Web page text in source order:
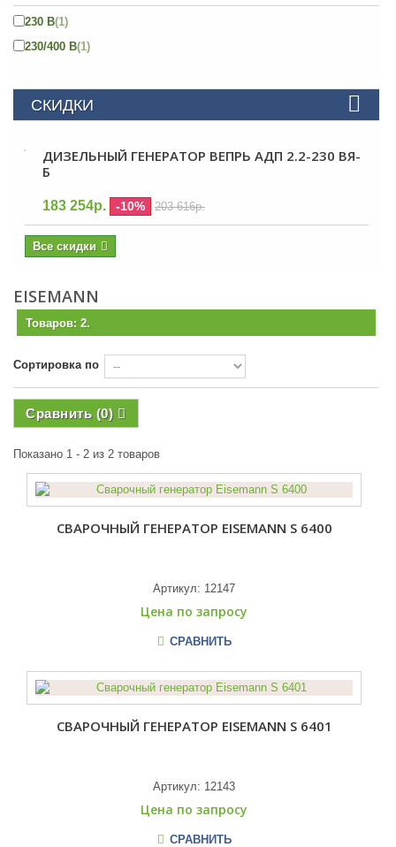
230 В(1)
230/400 В(1)
СКИДКИ
ДИЗЕЛЬНЫЙ ГЕНЕРАТОР ВЕПРЬ АДП 2.2-230 ВЯ-
Б
183 254р. -10% 203 616р.
Все скидки
EISEMANN
Товаров: 2.
Сортировка по
Сравнить (0)
Показано 1 - 2 из 2 товаров
СВАРОЧНЫЙ ГЕНЕРАТОР EISEMANN S 6400
Артикул: 12147
Цена по запросу
СРАВНИТЬ
СВАРОЧНЫЙ ГЕНЕРАТОР EISEMANN S 6401
Артикул: 12143
Цена по запросу
СРАВНИТЬ